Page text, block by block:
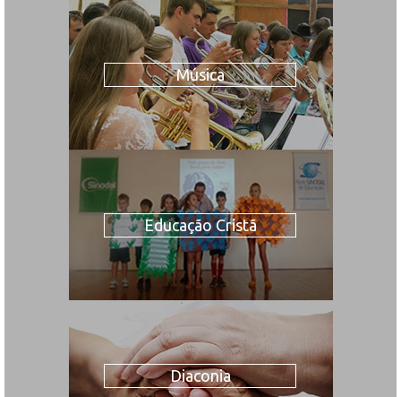
Música
Educação Cristã
Diaconia